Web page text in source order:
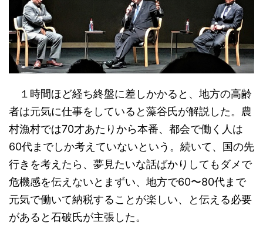
１時間ほど経ち終盤に差しかかると、地方の高齢
者は元気に仕事をしていると藻谷氏が解説した。農
村漁村では70才あたりから本番、都会で働く人は
60代までしか考えていないという。続いて、国の先
行きを考えたら、夢見たいな話ばかりしてもダメで
危機感を伝えないとまずい、地方で60〜80代まで
元気で働いて納税することが楽しい、と伝える必要
があると石破氏が主張した。